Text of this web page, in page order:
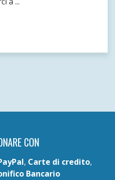
CON
, Carte di credito,
Bancario